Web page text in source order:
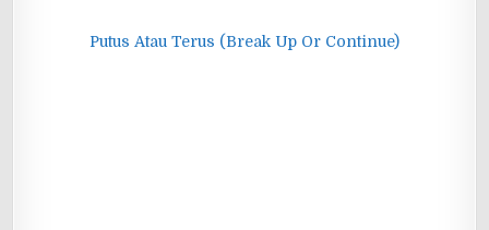
Putus Atau Terus (Break Up Or Continue)